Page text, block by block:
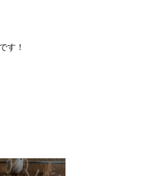
す！